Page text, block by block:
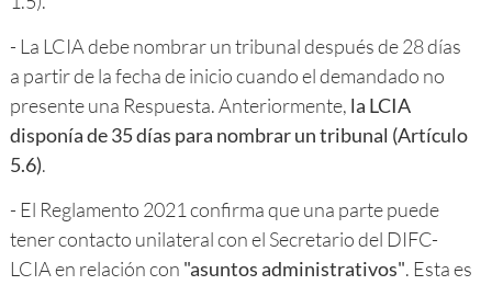
- La LCIA debe nombrar un tribunal después de 28 días
a partir de la fecha de inicio cuando el demandado no
presente una Respuesta. Anteriormente, la LCIA
disponía de 35 días para nombrar un tribunal (Artículo
5.6).
- El Reglamento 2021 confirma que una parte puede
tener contacto unilateral con el Secretario del DIFC-
LCIA en relación con "asuntos administrativos". Esta es